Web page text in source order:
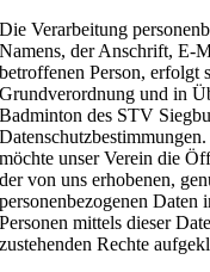
Die Verarbeitung
Namens, der Anschrift, E-
betroffenen Person, erfolgt
Grundverordnung und in
Badminton des STV
möchte unser Verein die
der von uns erhobenen,
personenbezogenen
Personen mittels dieser
zustehenden Rechte